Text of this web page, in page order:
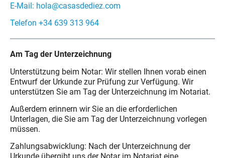
E-Mail: hola@casasdediez.com
Telefon +34 639 313 964
Am Tag der Unterzeichnung
Unterstützung beim Notar: Wir stellen Ihnen vorab einen
Entwurf der Urkunde zur Prüfung zur Verfügung. Wir
unterstützen Sie am Tag der Unterzeichnung im Notariat.
Außerdem erinnern wir Sie an die erforderlichen
Unterlagen, die Sie am Tag der Unterzeichnung vorlegen
müssen.
Zahlungsabwicklung: Nach der Unterzeichnung der